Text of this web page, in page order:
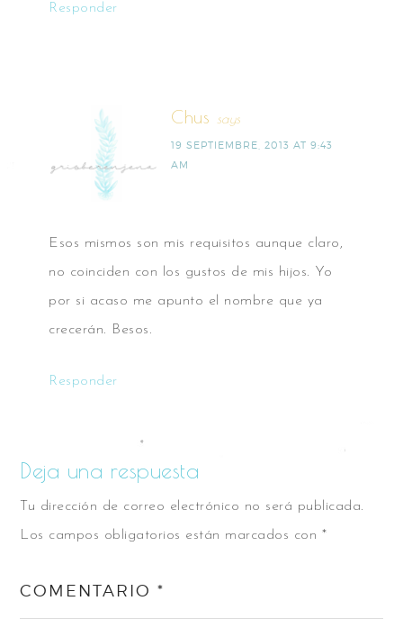
Responder
Chus says
19 SEPTIEMBRE, 2013 AT 9:43
AM
Esos mismos son mis requisitos aunque claro,
no coinciden con los gustos de mis hijos. Yo
por si acaso me apunto el nombre que ya
crecerán. Besos.
Responder
Deja una respuesta
Tu dirección de correo electrónico no será publicada.
Los campos obligatorios están marcados con *
COMENTARIO*